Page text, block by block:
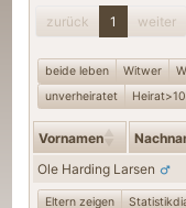
zurück 1 weiter
beide leben Witwer
unverheiratet
Vornamen
Ole Harding Larsen
Eltern zeigen